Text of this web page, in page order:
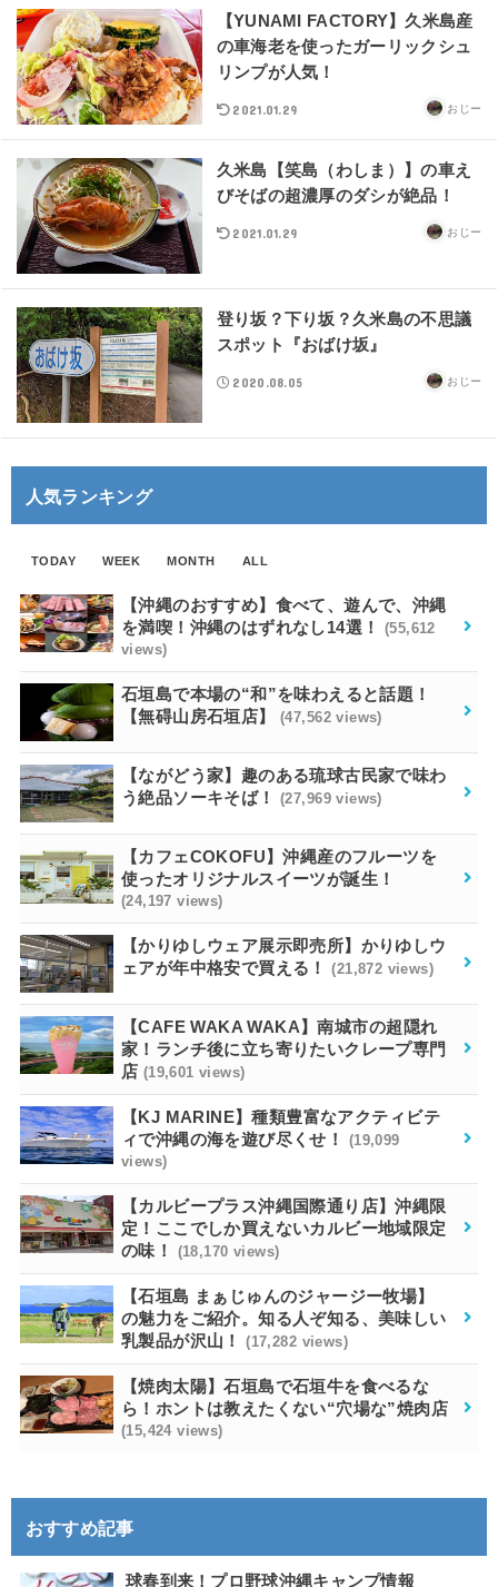
【YUNAMI FACTORY】久米島産
の車海老を使ったガーリックシュ
リンプが人気！
2021.01.29 おじー
久米島【笑島（わしま）】の車え
びそばの超濃厚のダシが絶品！
2021.01.29 おじー
登り坂？下り坂？久米島の不思議
スポット『おばけ坂』
2020.08.05 おじー
人気ランキング
TODAY WEEK MONTH ALL
【沖縄のおすすめ】食べて、遊んで、沖縄
を満喫！沖縄のはずれなし14選！
(55,612
views)
石垣島で本場の“和”を味わえると話題！
【無碍山房石垣店】
(47,562 views)
【ながどう家】趣のある琉球古民家で味わ
う絶品ソーキそば！
(27,969 views)
【カフェCOKOFU】沖縄産のフルーツを
使ったオリジナルスイーツが誕生！
(24,197 views)
【かりゆしウェア展示即売所】かりゆしウ
ェアが年中格安で買える！
(21,872 views)
【CAFE WAKA WAKA】南城市の超隠れ
家！ランチ後に立ち寄りたいクレープ専門
店 (19,601 views)
【KJ MARINE】種類豊富なアクティビテ
ィで沖縄の海を遊び尽くせ！
(19,099
views)
【カルビープラス沖縄国際通り店】沖縄限
定！ここでしか買えないカルビー地域限定
の味！
(18,170 views)
【石垣島 まぁじゅんのジャージー牧場】
の魅力をご紹介。知る人ぞ知る、美味しい
乳製品が沢山！
(17,282 views)
【焼肉太陽】石垣島で石垣牛を食べるな
ら！ホントは教えたくない“穴場な”焼肉店
(15,424 views)
おすすめ記事
球春到来！プロ野球沖縄キャンプ情報